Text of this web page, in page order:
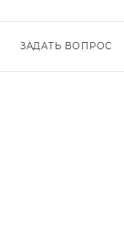
ЗАДАТЬ ВОПРОС